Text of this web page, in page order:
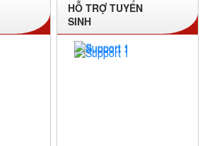
HỖ TRỢ TUYỂN
SINH